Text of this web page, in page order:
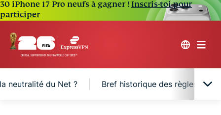
30 iPhone 17 Pro neufs à gagner ! Inscris-toi pour
participer
neutralité du Net ? Bref historique des règles de